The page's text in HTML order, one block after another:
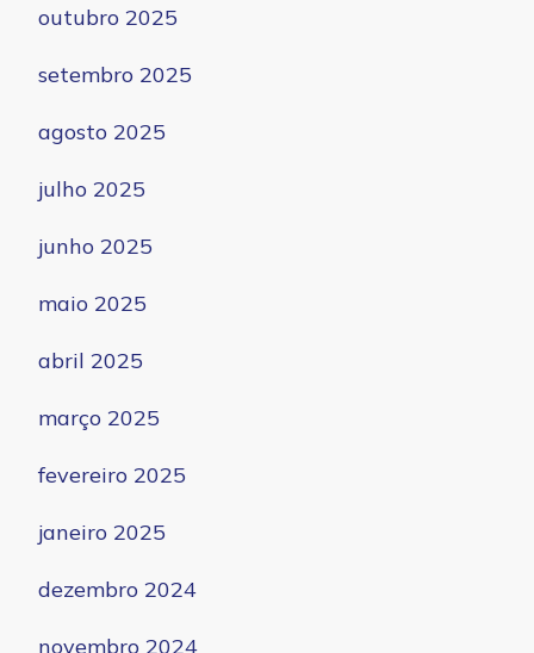
outubro 2025
setembro 2025
agosto 2025
julho 2025
junho 2025
maio 2025
abril 2025
março 2025
fevereiro 2025
janeiro 2025
dezembro 2024
novembro 2024